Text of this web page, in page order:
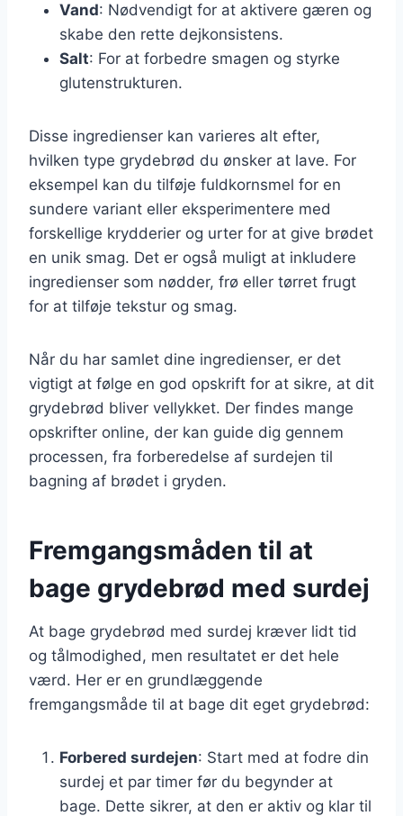
Vand: Nødvendigt for at aktivere gæren og
skabe den rette dejkonsistens.
Salt: For at forbedre smagen og styrke
glutenstrukturen.
Disse ingredienser kan varieres alt efter,
hvilken type grydebrød du ønsker at lave. For
eksempel kan du tilføje fuldkornsmel for en
sundere variant eller eksperimentere med
forskellige krydderier og urter for at give brødet
en unik smag. Det er også muligt at inkludere
ingredienser som nødder, frø eller tørret frugt
for at tilføje tekstur og smag.
Når du har samlet dine ingredienser, er det
vigtigt at følge en god opskrift for at sikre, at dit
grydebrød bliver vellykket. Der findes mange
opskrifter online, der kan guide dig gennem
processen, fra forberedelse af surdejen til
bagning af brødet i gryden.
Fremgangsmåden til at
bage grydebrød med surdej
At bage grydebrød med surdej kræver lidt tid
og tålmodighed, men resultatet er det hele
værd. Her er en grundlæggende
fremgangsmåde til at bage dit eget grydebrød:
Forbered surdejen: Start med at fodre din
surdej et par timer før du begynder at
bage. Dette sikrer, at den er aktiv og klar til